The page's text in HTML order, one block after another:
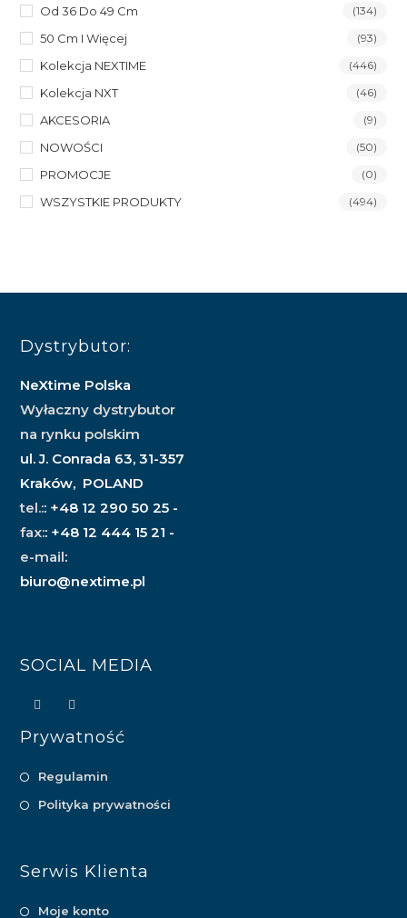
Od 36 Do 49 Cm (134)
50 Cm I Więcej (93)
Kolekcja NEXTIME (446)
Kolekcja NXT (46)
AKCESORIA (9)
NOWOŚCI (50)
PROMOCJE (0)
WSZYSTKIE PRODUKTY (494)
Dystrybutor:
NeXtime Polska
Wyłaczny dystrybutor
na rynku polskim
ul. J. Conrada 63, 31-357
Kraków, POLAND
tel.:: +48 12 290 50 25 -
fax:: +48 12 444 15 21 -
e-mail:
biuro@nextime.pl
SOCIAL MEDIA
Prywatność
Regulamin
Polityka prywatności
Serwis Klienta
Moje konto